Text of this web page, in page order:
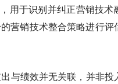
用于识别并纠正营销技术
营销技术整合策略进行评
与绩效并无关联，并非投